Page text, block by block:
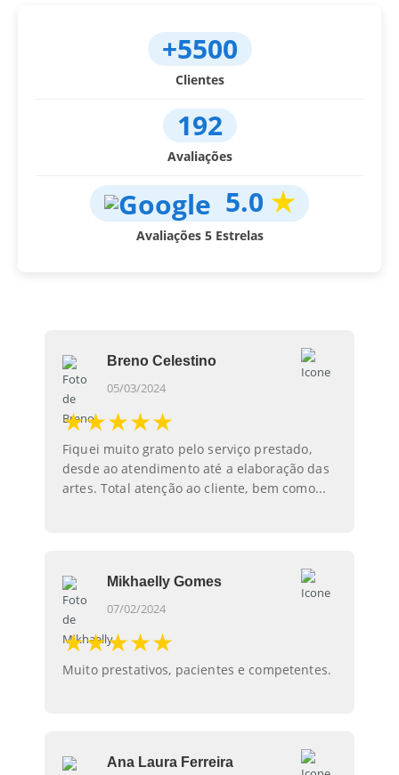
+5500
Clientes
192
Avaliações
5.0 ★
Avaliações 5 Estrelas
Breno Celestino
05/03/2024
★★★★★
Fiquei muito grato pelo serviço prestado,
desde ao atendimento até a elaboração das
artes. Total atenção ao cliente, bem como...
Mikhaelly Gomes
07/02/2024
★★★★★
Muito prestativos, pacientes e competentes.
Ana Laura Ferreira